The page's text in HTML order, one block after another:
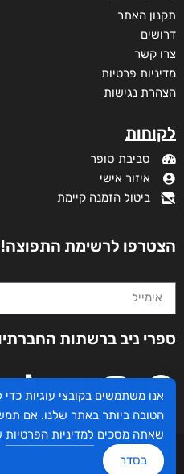
עם הסקר
₪35
–
₪73
₪73
דיגיטלי
₪35
תקנון האתר
דרושים
צרו קשר
מדיניות פרטיות
הצהרת נגישות
לקוחות
סביבת סופר
איזור אישי
ביטול הזמנה קיימת
הצטרפו לרשימת התפוצה!
ספרי ניב ברשתות
עיצוב ובניית האתר: ספרי ניב © כל
אנו משתמשים בקובצי עוגיות
הטובה ביותר באתר שלנו. אם
שאתה מסכים למדיניות הפרטיות
בסדר